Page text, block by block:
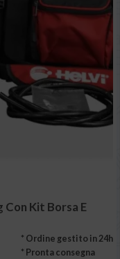
Kit Borsa E
* Ordine gestito in 24h
* Pronta consegna